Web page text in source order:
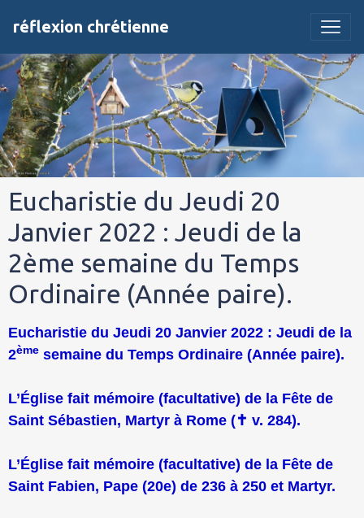
réflexion chrétienne
Eucharistie du Jeudi 20
Janvier 2022 : Jeudi de la
2ème semaine du Temps
Ordinaire (Année paire).
Eucharistie du Jeudi 20 Janvier 2022 : Jeudi de la
2ème semaine du Temps Ordinaire (Année paire).
L’Église fait mémoire (facultative) de la Fête de
Saint Sébastien, Martyr à Rome (✝ v. 284).
L’Église fait mémoire (facultative) de la Fête de
Saint Fabien, Pape (20e) de 236 à 250 et Martyr.